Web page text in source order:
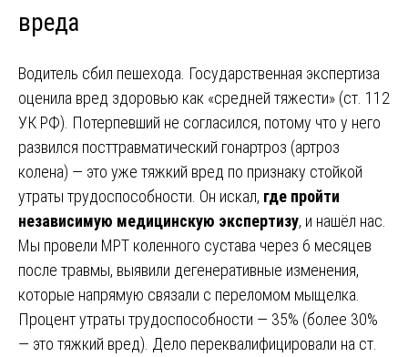
вреда
Водитель сбил пешехода. Государственная экспертиза
оценила вред здоровью как «средней тяжести» (ст. 112
УК РФ). Потерпевший не согласился, потому что у него
развился посттравматический гонартроз (артроз
колена) — это уже тяжкий вред по признаку стойкой
утраты трудоспособности. Он искал, где пройти
независимую медицинскую экспертизу, и нашёл нас.
Мы провели МРТ коленного сустава через 6 месяцев
после травмы, выявили дегенеративные изменения,
которые напрямую связали с переломом мыщелка.
Процент утраты трудоспособности — 35% (более 30%
— это тяжкий вред). Дело переквалифицировали на ст.